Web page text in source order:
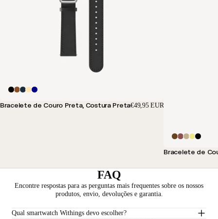
Bracelete de Couro Preta, Costura Preta€49,95 EUR
Bracelete de
FAQ
Encontre respostas para as perguntas mais frequentes sobre os nossos
produtos, envio, devoluções e garantia.
Qual smartwatch Withings devo escolher?